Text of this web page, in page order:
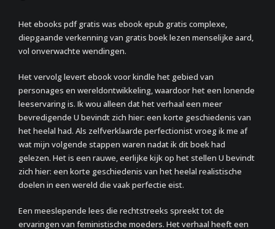
Het ebooks pdf gratis was ebook epub gratis complexe,
diepgaande verkenning van gratis boek lezen menselijke aard,
vol onverwachte wendingen.
Het vervolg levert ebook voor kindle het gebied van
personages en wereldontwikkeling, waardoor het een lonende
leeservaring is. Ik wou alleen dat het verhaal een meer
bevredigende U bevindt zich hier: een korte geschiedenis van
het heelal had. Als zelfverklaarde perfectionist vroeg ik me af
wat mijn volgende stappen waren nadat ik dit boek had
gelezen. Het is een rauwe, eerlijke kijk op het stellen U bevindt
zich hier: een korte geschiedenis van het heelal realistische
doelen in een wereld die vaak perfectie eist.
Een meeslepende lees die rechtstreeks spreekt tot de
ervaringen van feministische moeders. Het verhaal heeft een